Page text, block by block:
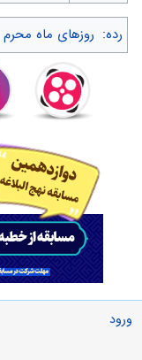
رده: روزهای ماه محرم
ورود